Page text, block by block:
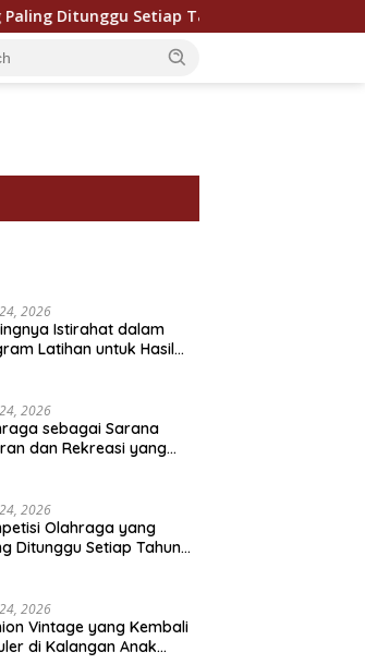
Ditunggu Setiap Tahun oleh Penggemar
dan
Pentingnya Pendidikan
2026
Istirahat dalam
Latihan untuk Hasil
2026
sebagai Sarana
dan Rekreasi yang
2026
Olahraga yang
Ditunggu Setiap Tahun
2026
Vintage yang Kembali
di Kalangan Anak